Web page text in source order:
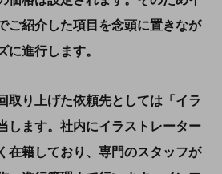
ご紹介した項目を念頭に置きなが
に進行します。
取り上げた依頼先としては「イラ
します。社内にイラストレーター
在籍しており、専門のスタッフが